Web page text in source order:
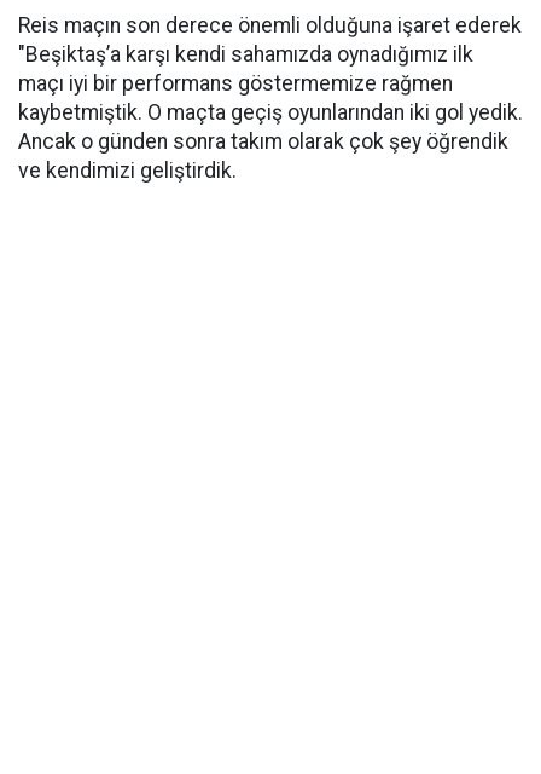
Reis maçın son derece önemli olduğuna işaret ederek
"Beşiktaş’a karşı kendi sahamızda oynadığımız ilk
maçı iyi bir performans göstermemize rağmen
kaybetmiştik. O maçta geçiş oyunlarından iki gol yedik.
Ancak o günden sonra takım olarak çok şey öğrendik
ve kendimizi geliştirdik.